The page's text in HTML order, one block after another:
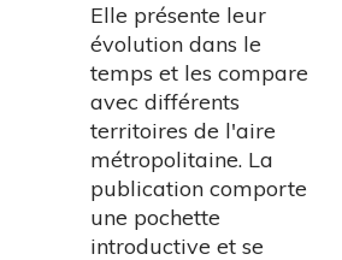
Elle présente leur
évolution dans le
temps et les compare
avec différents
territoires de l'aire
métropolitaine. La
publication comporte
une pochette
introductive et se